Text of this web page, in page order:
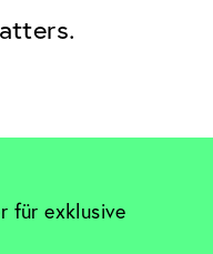
für exklusive